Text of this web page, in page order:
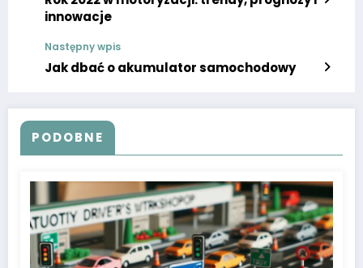
innowacje
Następny wpis
Jak dbać o akumulator samochodowy
PODOBNE